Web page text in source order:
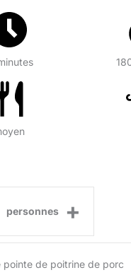
personnes +
pointe de poitrine de porc